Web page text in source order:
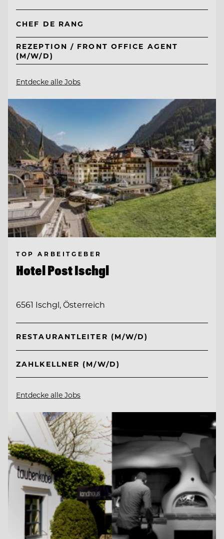
CHEF DE RANG
REZEPTION / FRONT OFFICE AGENT
(M/W/D)
Entdecke alle Jobs
TOP ARBEITGEBER
Hotel Post Ischgl
6561 Ischgl, Österreich
RESTAURANTLEITER (M/W/D)
ZAHLKELLNER (M/W/D)
Entdecke alle Jobs